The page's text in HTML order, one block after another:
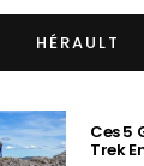
HÉRAULT
Ces 5
Trek